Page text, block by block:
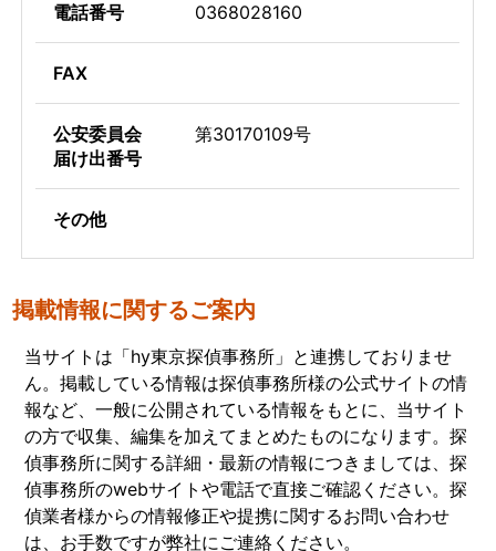
電話番号 0368028160
FAX
公安委員会
届け出番号
第30170109号
その他
掲載情報に関するご案内
当サイトは「hy東京探偵事務所」と連携しておりませ
ん。掲載している情報は探偵事務所様の公式サイトの情
報など、一般に公開されている情報をもとに、当サイト
の方で収集、編集を加えてまとめたものになります。探
偵事務所に関する詳細・最新の情報につきましては、探
偵事務所のwebサイトや電話で直接ご確認ください。探
偵業者様からの情報修正や提携に関するお問い合わせ
は、お手数ですが弊社にご連絡ください。